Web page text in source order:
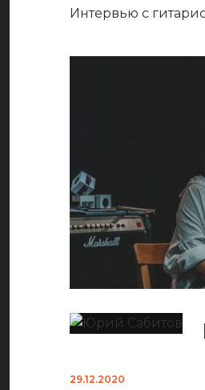
Интервью с
29.12.2020